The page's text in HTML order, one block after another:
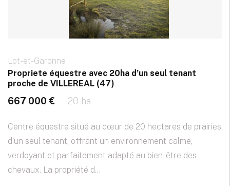
Lot-et-Garonne
Propriete équestre avec 20ha d’un seul tenant
proche de VILLEREAL (47)
667 000 € 20 ha
Centre équestre situé au cœur de 20 hectares de prairies
d'un seul tenant, offrant un environnement calme,
verdoyant et parfaitement adapté au bien-être des
chevaux. La propriété d...